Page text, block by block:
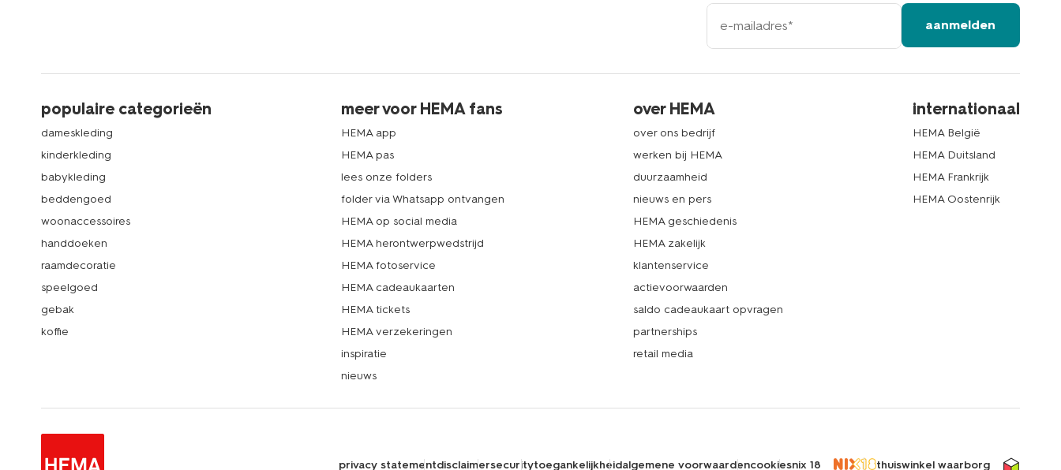
e-
mailadres
aanmelden
populaire categorieën
dameskleding
kinderkleding
babykleding
beddengoed
woonaccessoires
handdoeken
raamdecoratie
speelgoed
gebak
koffie
meer voor HEMA fans
HEMA app
HEMA pas
lees onze folders
folder via Whatsapp ontvangen
HEMA op social media
HEMA herontwerpwedstrijd
HEMA fotoservice
HEMA cadeaukaarten
HEMA tickets
HEMA verzekeringen
inspiratie
nieuws
over HEMA
over ons bedrijf
werken bij HEMA
duurzaamheid
nieuws en pers
HEMA geschiedenis
HEMA zakelijk
klantenservice
actievoorwaarden
saldo cadeaukaart opvragen
partnerships
retail media
internationaal
HEMA België
HEMA Duitsland
HEMA Frankrijk
HEMA Oostenrijk
privacy statementdisclaimersecuritytoegankelijkheidalgemene voorwaardencookiesnix 18 thuiswinkel waarborg